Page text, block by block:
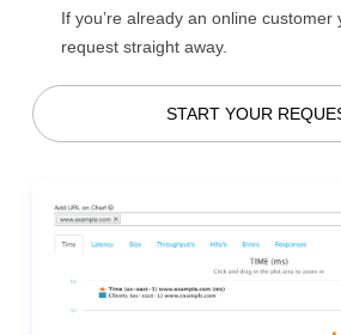
If you’re already an online
request straight away.
START YOUR